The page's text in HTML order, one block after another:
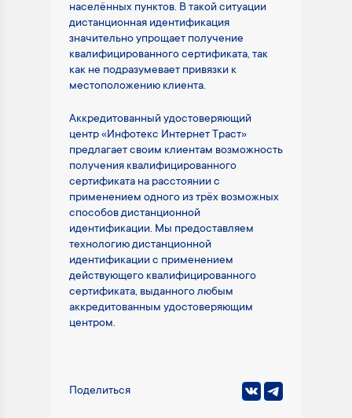
населённых пунктов. В такой ситуации
дистанционная идентификация
значительно упрощает получение
квалифицированного сертификата, так
как не подразумевает привязки к
местоположению клиента.
Аккредитованный удостоверяющий
центр «Инфотекс Интернет Траст»
предлагает своим клиентам возможность
получения квалифицированного
сертификата на расстоянии с
применением одного из трёх возможных
способов дистанционной
идентификации. Мы предоставляем
технологию дистанционной
идентификации с применением
действующего квалифицированного
сертификата, выданного любым
аккредитованным удостоверяющим
центром.
Поделиться